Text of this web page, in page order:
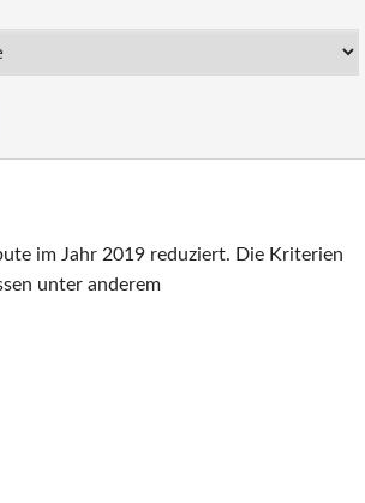
im Jahr 2019 reduziert. Die Kriterien
unter anderem